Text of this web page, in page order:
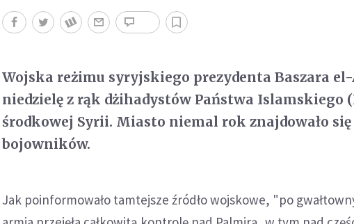
Wojska reżimu syryjskiego prezydenta Baszara el-
niedzielę z rąk dżihadystów Państwa Islamskiego
środkowej Syrii. Miasto niemal rok znajdowało
bojowników.
Jak poinformowało tamtejsze źródło wojskowe, "po